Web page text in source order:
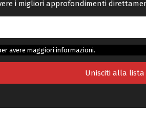
i migliori approfondimenti
avere maggiori informazioni.